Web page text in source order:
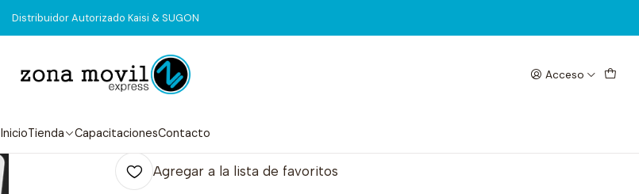
Acceso
InicioTienda CapacitacionesContacto
Distribuidor Autorizado Kaisi & SUGON
Tienda Stencil Stencil Amaoe MTC CPU. MQ3
|
Stencil Amaoe MTC CPU. MQ3
Cantidad
Agregar a la lista de favoritos